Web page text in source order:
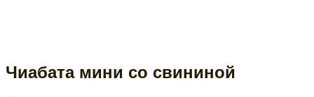
Чиабата мини со свининой